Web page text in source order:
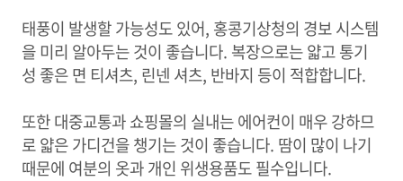
태풍이 발생할 가능성도 있어, 홍콩기상청의 경보 시스템
을 미리 알아두는 것이 좋습니다. 복장으로는 얇고 통기
성 좋은 면 티셔츠, 린넨 셔츠, 반바지 등이 적합합니다.
또한 대중교통과 쇼핑몰의 실내는 에어컨이 매우 강하므
로 얇은 가디건을 챙기는 것이 좋습니다. 땀이 많이 나기
때문에 여분의 옷과 개인 위생용품도 필수입니다.